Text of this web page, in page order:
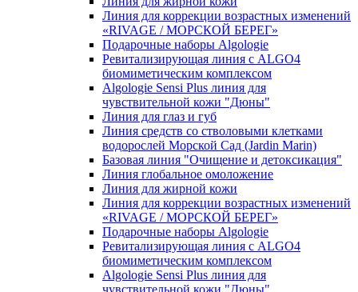
Линия для коррекции возрастных изменений
«RIVAGE / МОРСКОЙ БЕРЕГ»
Подарочные наборы Algologie
Ревитализирующая линия с ALGO4
биомиметическим комплексом
Algologie Sensi Plus линия для
чувcтвительной кожи "Дюны"
Линия для глаз и губ
Линия средств со стволовыми клетками
водорослей Морской Сад (Jardin Marin)
Базовая линия "Очищение и детоксикация"
Линия глобальное омоложение
Линия для жирной кожи
Линия для коррекции возрастных изменений
«RIVAGE / МОРСКОЙ БЕРЕГ»
Подарочные наборы Algologie
Ревитализирующая линия с ALGO4
биомиметическим комплексом
Algologie Sensi Plus линия для
чувcтвительной кожи "Дюны"